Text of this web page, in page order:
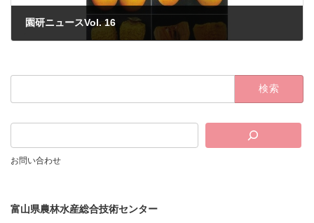
園研ニュースVol. 16
検
お問い合わせ
富山県農林水産総合技術センター